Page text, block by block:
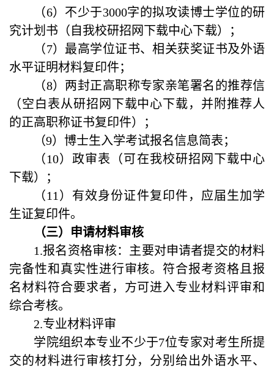
（6）不少于3000字的拟攻读博士学位的研
究计划书（自我校研招网下载中心下载）；
（7）最高学位证书、相关获奖证书及外语
水平证明材料复印件；
（8）两封正高职称专家亲笔署名的推荐信
（空白表从研招网下载中心下载，并附推荐人
的正高职称证书复印件）；
（9）博士生入学考试报名信息简表；
（10）政审表（可在我校研招网下载中心
下载）；
（11）有效身份证件复印件，应届生加学
生证复印件。
（三）申请材料审核
1.报名资格审核：主要对申请者提交的材料
完备性和真实性进行审核。符合报考资格且报
名材料符合要求者，方可进入专业材料评审和
综合考核。
2.专业材料评审
学院组织本专业不少于7位专家对考生所提
交的材料进行审核打分，分别给出外语水平、